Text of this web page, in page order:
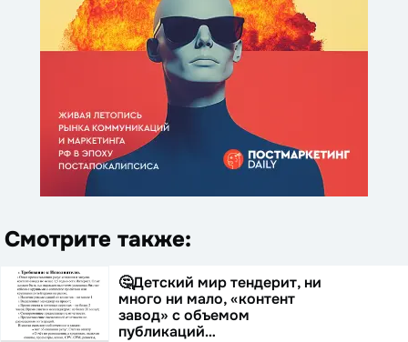
Смотрите также:
🤔Детский мир тендерит, ни
много ни мало, «контент
завод» с объемом
публикаций…